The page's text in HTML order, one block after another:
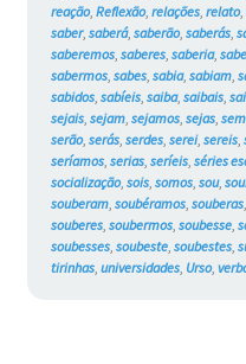
reação, Reflexão, relações, relato,
saber, saberá, saberão, saberás,
saberemos, saberes, saberia,
sabermos, sabes, sabia, sabiam,
sabidos, sabíeis, saiba, saibais,
sejais, sejam, sejamos, sejas,
serão, serás, serdes, serei, sereis,
seríamos, serias, seríeis, séries
socialização, sois, somos, sou,
souberam, soubéramos, souberas,
souberes, soubermos, soubesse,
soubesses, soubeste, soubestes,
tirinhas, universidades, Urso,